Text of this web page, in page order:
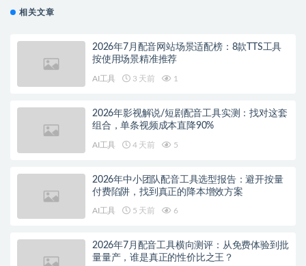
相关文章
2026年7月配音网站场景适配榜：8款TTS工具
按使用场景精准推荐
AI工具 3 天前 1
2026年影视解说/短剧配音工具实测：找对这套
组合，单条视频成本直降90%
AI工具 4 天前 5
2026年中小团队配音工具选型报告：避开按量
付费陷阱，找到真正的降本增效方案
AI工具 5 天前 6
2026年7月配音工具横向测评：从免费体验到批
量量产，谁是真正的性价比之王？